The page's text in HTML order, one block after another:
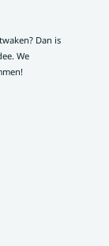
Dan is
We